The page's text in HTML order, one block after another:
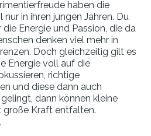
haben die
in ihren jungen Jahren. Du
Energie und Passion, die da
denken viel mehr in
Doch gleichzeitig gilt es
Energie voll auf die
richtige
und diese dann auch
dann können kleine
große Kraft entfalten.